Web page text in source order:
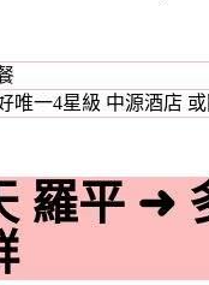
唯一4星級 中源酒店
羅平 ➜